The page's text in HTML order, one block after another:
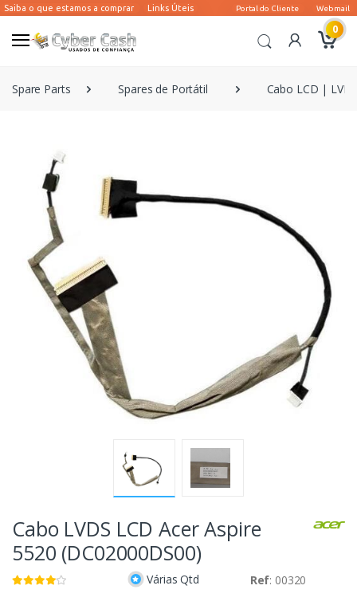
0
Spare Parts Spares de Portátil Cabo LCD |
Cabo LVDS LCD Acer Aspire
5520 (DC02000DS00)
Várias Qtd Ref: 00320